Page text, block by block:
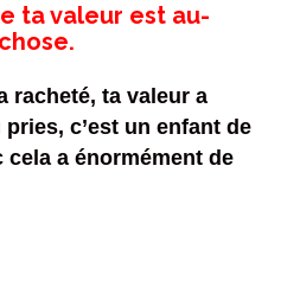
ta valeur est au-
racheté, ta valeur a
c’est un enfant de
a énormément de